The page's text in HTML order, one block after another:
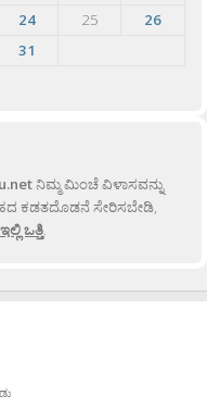
24 25
26
31
ನಿಮ್ಮ ಮಿಂಚೆ ವಿಳಾಸವನ್ನು
ಕಡತದೊಡನೆ ಸೇರಿಸಬೇಡಿ,
ಇಲ್ಲಿ ಒತ್ತಿ.